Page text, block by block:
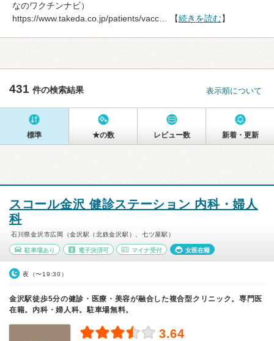
なのワクチンナビ）
https://www.takeda.co.jp/patients/vacc… 【続きを読む】
431 件の検索結果 表示順について
標準 ★の数 レビュー数 新着・更新
スコール金沢 健診ステーション 内科・婦人
科
石川県金沢市広岡（金沢駅（北鉄金沢駅）、七ツ屋駅）
駐車場あり 電子決済可 マイナ受付 女医在籍
夜（〜19:30）
金沢駅徒歩5分の健診・医療・美容が融合した複合型クリニック。専門医
在籍。内科・婦人科。駐車場無料。
3.64